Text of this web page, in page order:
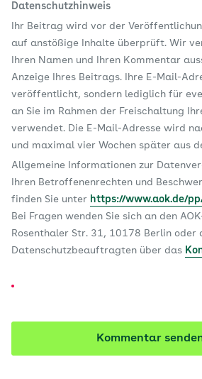
Datenschutzhinweis
Ihr Beitrag wird vor der
auf anstößige Inhalte überprüft. Wir
Ihren Namen und Ihren Kommentar
Anzeige Ihres Beitrags. Ihre E-Mail-
veröffentlicht, sondern lediglich für
an Sie im Rahmen der Freischaltung
verwendet. Die E-Mail-Adresse wird
und maximal vier Wochen später aus
Allgemeine Informationen zur
Ihren Betroffenenrechten und
finden Sie unter https://www.aok.de/
Bei Fragen wenden Sie sich an den
Rosenthaler Str. 31, 10178 Berlin oder
Datenschutzbeauftragten über das
Kommentar